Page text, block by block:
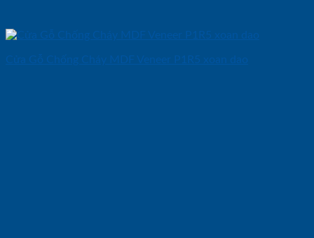
Cửa Gỗ Chống Cháy MDF Veneer P1R5 xoan dao